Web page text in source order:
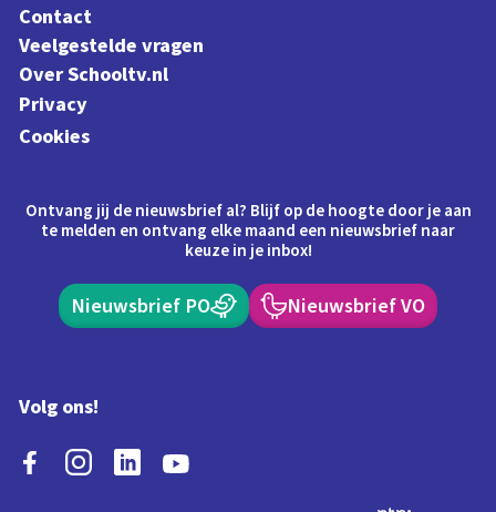
Contact
Veelgestelde vragen
Over Schooltv.nl
Privacy
Cookies
Ontvang jij de nieuwsbrief al? Blijf op de hoogte door je aan
te melden en ontvang elke maand een nieuwsbrief naar
keuze in je inbox!
Nieuwsbrief PO Nieuwsbrief VO
Volg ons!